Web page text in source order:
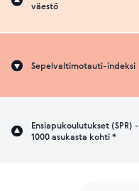
väestö
Sepelvaltimotauti-indeksi
Ensiapukoulutukset (SPR) -
1000 asukasta kohti *